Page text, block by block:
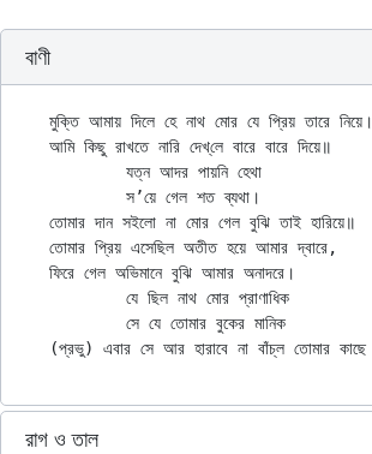
বাণী
মুক্তি আমায় দিলে হে নাথ মোর যে প্রিয় তারে নিয়ে।
আমি কিছু রাখতে নারি দেখ্‌লে বারে বারে দিয়ে॥
তোমার দান সইলো না মোর গেল বুঝি তাই হারিয়ে॥
তোমার প্রিয় এসেছিল অতীত হয়ে আমার দ্বারে,
ফিরে গেল অভিমানে বুঝি আমার অনাদরে।
রাগ ও তাল